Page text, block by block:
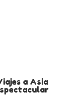
a Asia